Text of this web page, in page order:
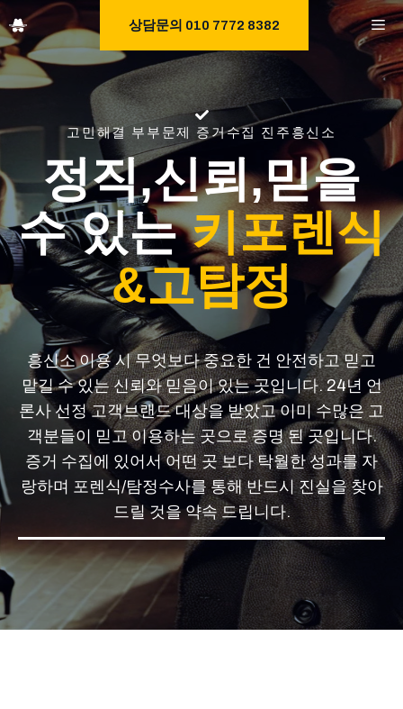
to
content
상담문의 010 7772 8382
고민해결 부부문제 증거수집 진주흥신소
정직,신뢰,믿을
수 있는키포렌식
&고탐정
흥신소 이용 시 무엇보다 중요한 건 안전하고 믿고
맡길 수 있는 신뢰와 믿음이 있는 곳입니다. 24년 언
론사 선정 고객브랜드 대상을 받았고 이미 수많은 고
객분들이 믿고 이용하는 곳으로 증명 된 곳입니다.
증거 수집에 있어서 어떤 곳 보다 탁월한 성과를 자
랑하며 포렌식/탐정수사를 통해 반드시 진실을 찾아
드릴 것을 약속 드립니다.